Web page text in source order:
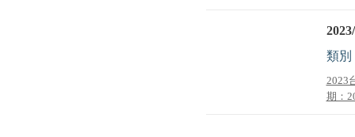
類別
2023
期：